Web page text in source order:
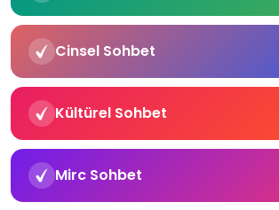
Cinsel Sohbet
Kültürel Sohbet
Mirc Sohbet